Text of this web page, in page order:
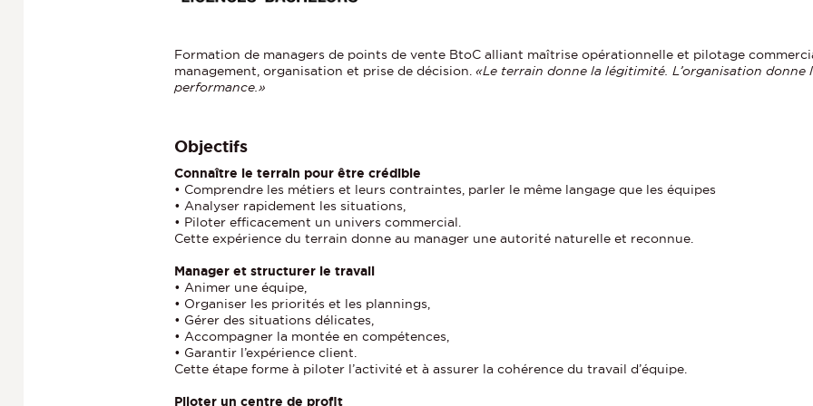
h
Formation de managers de points de vente BtoC alliant maîtrise opérationnelle et pilotage
management, organisation et prise de décision. «Le terrain donne la légitimité. L’organisation donne
performance.»
Objectifs
Connaître le terrain pour être crédible
• Comprendre les métiers et leurs contraintes, parler le même langage que les équipes
• Analyser rapidement les situations,
• Piloter efficacement un univers commercial.
Cette expérience du terrain donne au manager une autorité naturelle et reconnue.
Manager et structurer le travail
• Animer une équipe,
• Organiser les priorités et les plannings,
• Gérer des situations délicates,
• Accompagner la montée en compétences,
• Garantir l’expérience client.
Cette étape forme à piloter l’activité et à assurer la cohérence du travail d’équipe.
Piloter un centre de profit